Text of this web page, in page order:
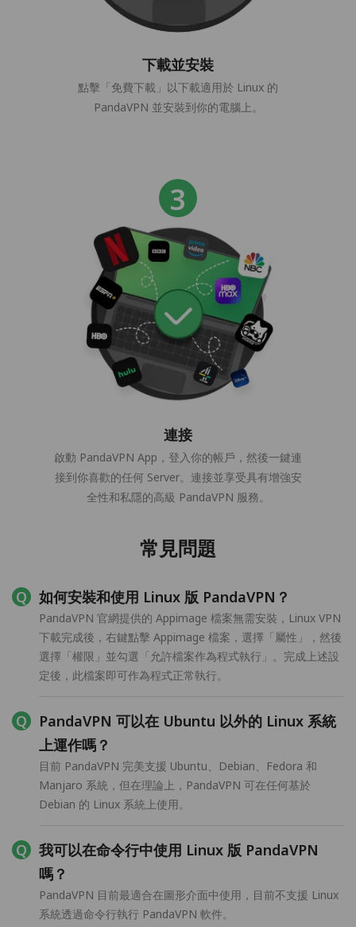
下載並安裝
點擊「免費下載」以下載適用於 Linux 的
PandaVPN 並安裝到你的電腦上。
連接
啟動 PandaVPN App，登入你的帳戶，然後一鍵連
接到你喜歡的任何 Server。連接並享受具有增強安
全性和私隱的高級 PandaVPN 服務。
常見問題
如何安裝和使用 Linux 版 PandaVPN？
PandaVPN 官網提供的 Appimage 檔案無需安裝，Linux VPN
下載完成後，右鍵點擊 Appimage 檔案，選擇「屬性」，然後
選擇「權限」並勾選「允許檔案作為程式執行」。完成上述設
定後，此檔案即可作為程式正常執行。
PandaVPN 可以在 Ubuntu 以外的 Linux 系統
上運作嗎？
目前 PandaVPN 完美支援 Ubuntu、Debian、Fedora 和
Manjaro 系統，但在理論上，PandaVPN 可在任何基於
Debian 的 Linux 系統上使用。
我可以在命令行中使用 Linux 版 PandaVPN
嗎？
PandaVPN 目前最適合在圖形介面中使用，目前不支援 Linux
系統透過命令行執行 PandaVPN 軟件。